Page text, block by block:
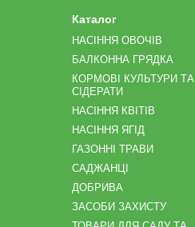
Каталог
НАСІННЯ ОВОЧІВ
БАЛКОННА ГРЯДКА
КОРМОВІ КУЛЬТУРИ ТА
СІДЕРАТИ
НАСІННЯ КВІТІВ
НАСІННЯ ЯГІД
ГАЗОННІ ТРАВИ
САДЖАНЦІ
ДОБРИВА
ЗАСОБИ ЗАХИСТУ